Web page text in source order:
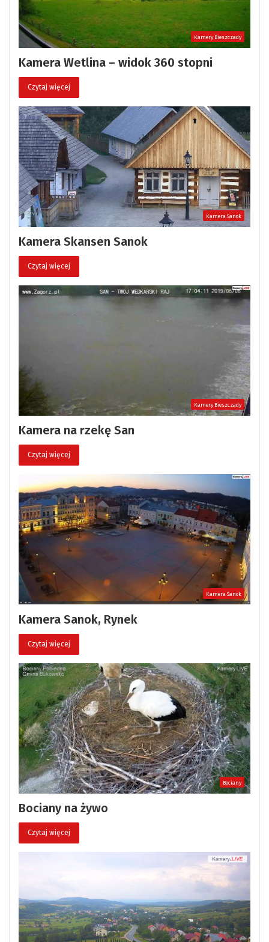
Kamery Bieszczady
Kamera Wetlina – widok 360 stopni
Czytaj więcej
Kamera Sanok
Kamera Skansen Sanok
Czytaj więcej
Kamery Bieszczady
Kamera na rzekę San
Czytaj więcej
Kamera Sanok
Kamera Sanok, Rynek
Czytaj więcej
Bociany
Bociany na żywo
Czytaj więcej